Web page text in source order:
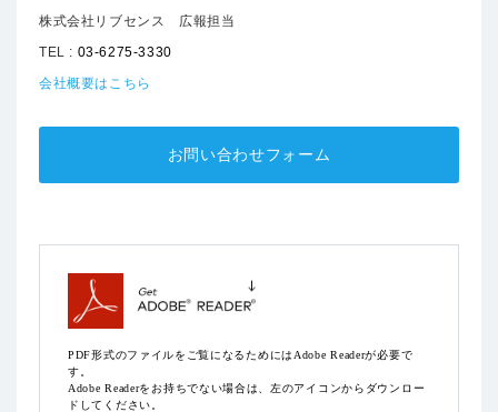
株式会社リブセンス 広報担当
TEL : 03-6275-3330
会社概要はこちら
お問い合わせフォーム
PDF形式のファイルをご覧になるためにはAdobe Readerが必要で
す。
Adobe Readerをお持ちでない場合は、左のアイコンからダウンロー
ドしてください。